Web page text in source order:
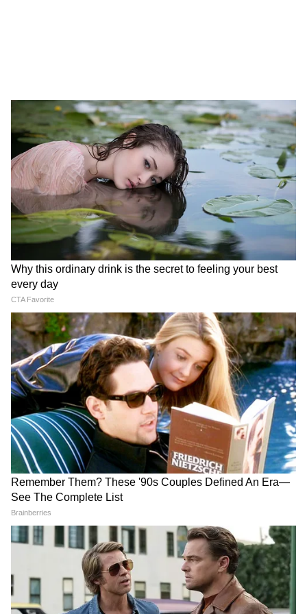
6. ब्रिटेन में कीर स्टारमर पर इस्तीफे का दबाव
ब्रिटेन के प्रधानमंत्री कीर स्टारमर अपनी ही पार्टी के भीतर
गंभीर विरोध का सामना कर रहे हैं। स्थानीय चुनावों में
लेबर पार्टी की हार के बाद 70 से अधिक सांसदों ने उनके
नेतृत्व पर सवाल उठाए हैं और इस्तीफे की मांग तेज कर
दी है। हालांकि स्टारमर ने स्पष्ट कर दिया है कि वे पद नहीं
छोड़ेंगे। उन्होंने अपनी नीतियों और नेतृत्व का बचाव करते
हुए कहा कि सरकार आर्थिक सुधार और सामाजिक स्थिरता
के लिए प्रतिबद्ध है। ब्रिटिश राजनीति में यह संकट आने
वाले आम चुनावों की दिशा तय कर सकता है।
7. तमिलनाडु में विजय सरकार पर सुप्रीम कोर्ट की नजर
तमिलनाडु की राजनीति में अभिनेता-से-राजनेता बने
मुख्यमंत्री जोसेफ विजय की सरकार को लेकर अस्थिरता
बनी हुई है। सुप्रीम कोर्ट उस याचिका पर सुनवाई करने जा
रहा है, जिसमें फ्लोर टेस्ट के दौरान कुछ विधायकों के
मतदान अधिकारों को चुनौती दी गई है। इस बीच विजय
सरकार ने शराब की दुकानों को स्कूलों और मंदिरों के पास
से हटाने जैसे फैसलों से जनता का ध्यान खींचा है। वहीं
AIADMK के भीतर बगावत और TVK सरकार को
अप्रत्याशित समर्थन ने राजनीतिक समीकरण बदल दिए हैं।
अदालत का फैसला राज्य की सत्ता संतुलन को प्रभावित
कर सकता है।
8. हिमंत बिस्वा सरमा ने संभाला दूसरा कार्यकाल
असम में हिमंत बिस्वा सरमा ने दूसरी बार मुख्यमंत्री पद की